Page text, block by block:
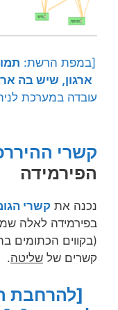
[במפת הרשת:
ארגון, שיש בה
קשרי
הפירמידה
נכנה את קשרי
בפירמידה לאלה
(בקווים הכתומים
קשרים של שליטה.
[להרחבת